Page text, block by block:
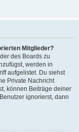
Mitglieder?
des Boards zu
werden in
aufgelistet. Du siehst
Private Nachricht
können Beiträge deiner
ignorierst, dann